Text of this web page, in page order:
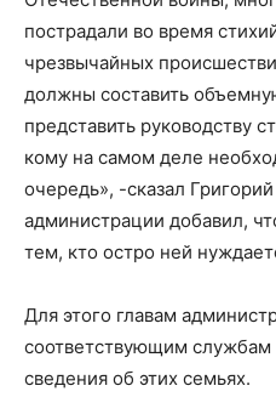
пострадали во время
чрезвычайных
должны составить
представить руководству
кому на самом деле
очередь», -сказал
администрации добавил,
тем, кто остро ней
Для этого главам
соответствующим службам
сведения об этих семьях.